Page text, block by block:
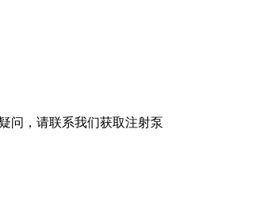
问，请联系我们获取注射泵